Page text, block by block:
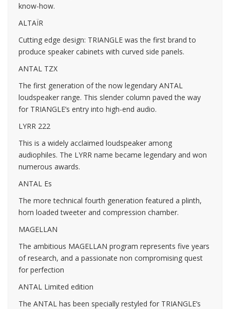
know-how.
ALTAÏR
Cutting edge design: TRIANGLE was the first brand to
produce speaker cabinets with curved side panels.
ANTAL TZX
The first generation of the now legendary ANTAL
loudspeaker range. This slender column paved the way
for TRIANGLE’s entry into high-end audio.
LYRR 222
This is a widely acclaimed loudspeaker among
audiophiles. The LYRR name became legendary and won
numerous awards.
ANTAL Es
The more technical fourth generation featured a plinth,
horn loaded tweeter and compression chamber.
MAGELLAN
The ambitious MAGELLAN program represents five years
of research, and a passionate non compromising quest
for perfection
ANTAL Limited edition
The ANTAL has been specially restyled for TRIANGLE’s